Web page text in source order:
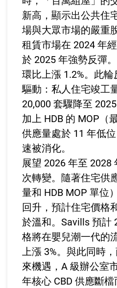
新高，顯示出公共住
場與大眾市場的嚴重
租賃市場在 2024 年
於 2025 年強勢反彈
環比上漲 1.2%。此
驅動：私人住宅竣工
20,000 套驟降至
加上 HDB 的 MOP（
供應量處於 11 年低
速被消化。
展望 2026 年至 2028
次轉變。隨著住宅供
量和 HDB MOP 單位
回升，預計住宅價格
於溫和。Savills 預計
格將在嬰兒潮一代的
上漲 3%。與此同時
來機遇，A 級辦公室
年核心 CBD 供應斷